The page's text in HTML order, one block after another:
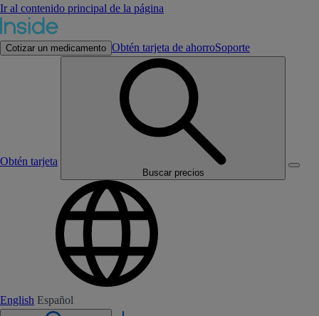
Ir al contenido principal de la página
Cotizar un medicamento Obtén tarjeta de ahorroSoporte
Obtén tarjeta
Buscar precios
English Español